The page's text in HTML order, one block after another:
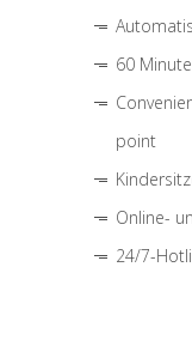
60
point
Online-
24/7-